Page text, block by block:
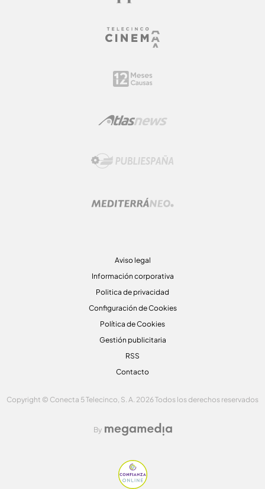
Aviso legal
Información corporativa
Politica de privacidad
Configuración de Cookies
Política de Cookies
Gestión publicitaria
RSS
Contacto
Copyright © Conecta 5 Telecinco, S. A. 2026 Todos los derechos reservados
By